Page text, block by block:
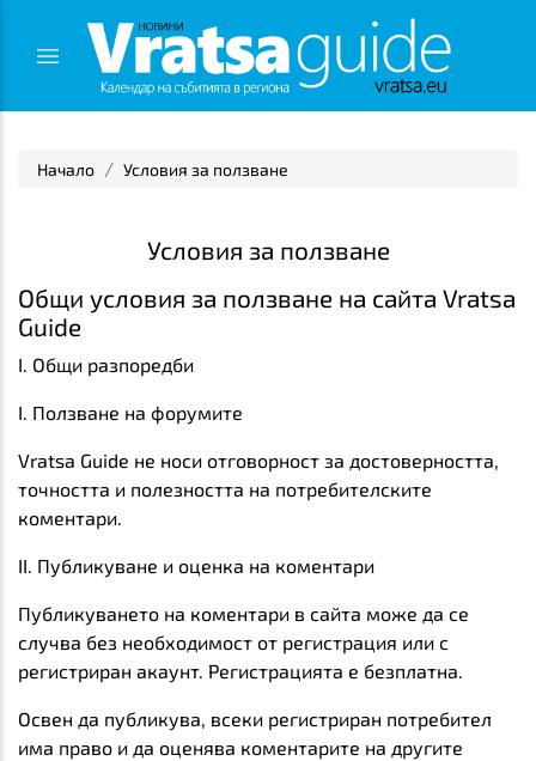
Начало Условия за ползване
Условия за ползване
Общи условия за ползване на сайта Vratsa
Guide
I. Общи разпоредби
I. Ползване на форумите
Vratsa Guide не носи отговорност за достоверността,
точността и полезността на потребителските
коментари.
II. Публикуване и оценка на коментари
Публикуването на коментари в сайта може да се
случва без необходимост от регистрация или с
регистриран акаунт. Регистрацията е безплатна.
Освен да публикува, всеки регистриран потребител
има право и да оценява коментарите на другите